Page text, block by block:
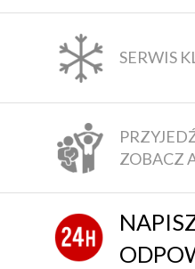
SERWIS
ZOBACZ